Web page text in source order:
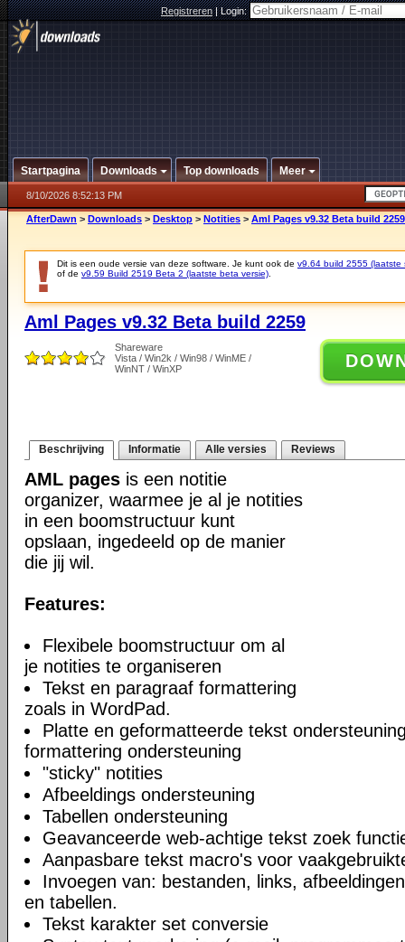
Registreren|Login:
Startpagina Downloads Top downloads Meer
8/10/2026 8:52:13 PM
AfterDawn > Downloads > Desktop > Notities > Aml Pages v9.32 Beta build 2259
Dit is een oude versie van deze software. Je kunt ook de v9.64 build 2555 (laatste
of de v9.59 Build 2519 Beta 2 (laatste beta versie)
Aml Pages v9.32 Beta build 2259
Shareware
Vista / Win2k / Win98 / WinME /
WinNT / WinXP
Beschrijving Informatie Alle versies Reviews
AML pages is een notitie
organizer, waarmee je al je notities
in een boomstructuur kunt
opslaan, ingedeeld op de manier
die jij wil.
Features:
Flexibele boomstructuur om al
je notities te organiseren
Tekst en paragraaf formattering
zoals in WordPad.
Platte en geformatteerde tekst
formattering ondersteuning
"sticky" notities
Afbeeldings ondersteuning
Tabellen ondersteuning
Geavanceerde web-achtige tekst zoek
Aanpasbare tekst macro's voor
Invoegen van: bestanden, links,
en tabellen.
Tekst karakter set conversie